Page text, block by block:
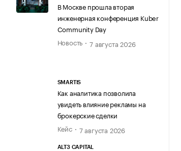
В Москве прошла вторая
инженерная конференция Kuber
Community Day
Новость
7 августа 2026
SMARTIS
Как аналитика позволила
увидеть влияние рекламы на
брокерские сделки
Кейс
7 августа 2026
ALT3 CAPITAL